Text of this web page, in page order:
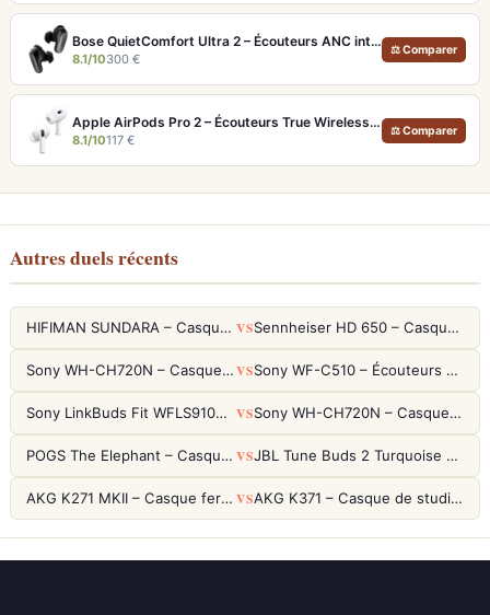
Bose QuietComfort Ultra 2 – Écouteurs ANC intra-auriculaires avec son immersif
8.1/10300 €
⚖ Comparer
Apple AirPods Pro 2 – Écouteurs True Wireless ANC USB-C Blancs
8.1/10117 €
⚖ Comparer
Autres duels récents
HIFIMAN SUNDARA – Casque Planar Magnetic Ouvert Over-Ear Audiophile VS Sennheiser HD 650 – Casque audiophile ouvert pour l'écoute analytique
Sony WH-CH720N – Casque ANC 35h, Ultra-léger (192g) avec Processeur V1 VS Sony WF-C510 – Écouteurs True Wireless compacts, autonomie 22h et multipoint
Sony LinkBuds Fit WFLS910NW Blanc – Écouteurs Sport Ailes ANC VS Sony WH-CH720N – Casque ANC 35h, Ultra-léger (192g) avec Processeur V1
POGS The Elephant – Casque Filaire Enfants 85dB POGS-Safe™ (Éco-Responsable) VS JBL Tune Buds 2 Turquoise – Écouteurs True Wireless avec ANC et autonomie 48h
AKG K271 MKII – Casque fermé studio fiable pour une écoute neutre VS AKG K371 – Casque de studio fermé 50mm titane, réponse 5Hz-50kHz